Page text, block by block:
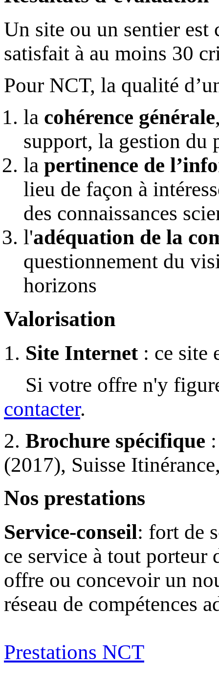
Un site ou un sentier est
satisfait à au moins 30
Pour NCT, la qualité
la cohérence générale
support, la gestion du
la pertinence de
lieu de façon à
des connaissances
l'adéquation de la
questionnement du
horizons
Valorisation
1. Site Internet: ce site
Si votre offre n'y
contacter.
2. Brochure spécifique
(2017), Suisse
Nos prestations
Service-conseil: fort de
ce service à tout porteur
offre ou concevoir un
réseau de compétences
Prestations NCT